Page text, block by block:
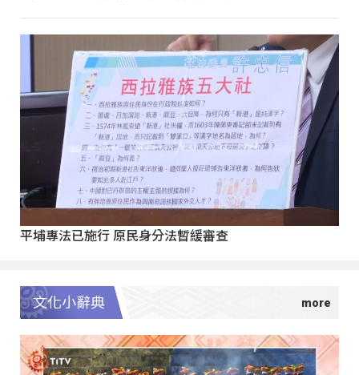
平埔專法已施行 原民身分法暫緩審查
文化小辭典